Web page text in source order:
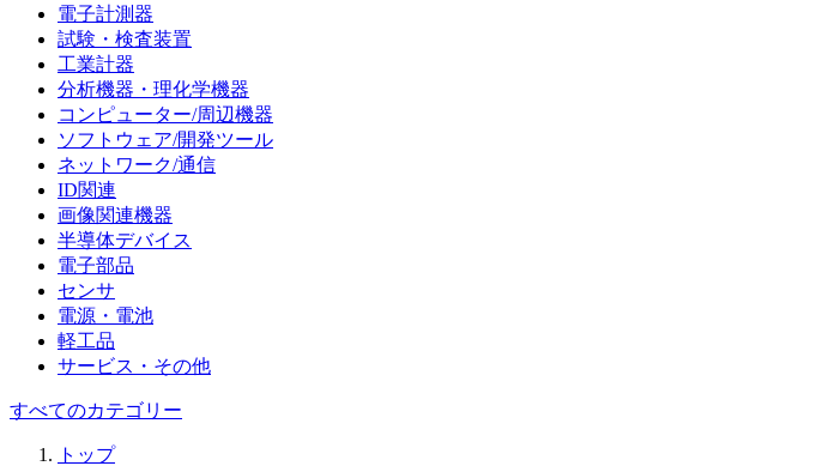
電子計測器
試験・検査装置
工業計器
分析機器・理化学機器
コンピューター/周辺機器
ソフトウェア/開発ツール
ネットワーク/通信
ID関連
画像関連機器
半導体デバイス
電子部品
センサ
電源・電池
軽工品
サービス・その他
すべてのカテゴリー
トップ